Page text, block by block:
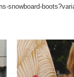
snowboard-